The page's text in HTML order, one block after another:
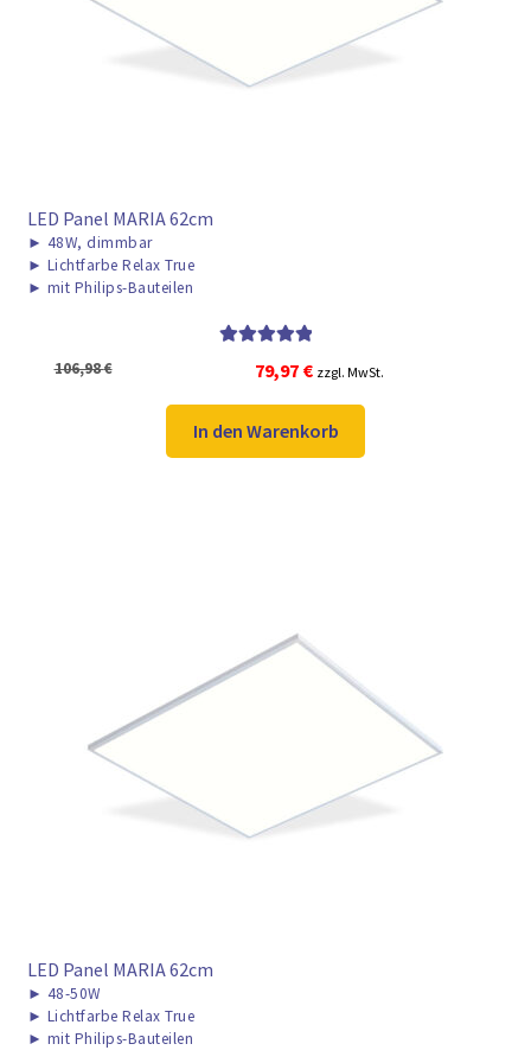
► ZAHLARTEN
► VERSANDARTEN
LED Panel MARIA 62cm
► 48W, dimmbar
► Lichtfarbe Relax True
► mit Philips-Bauteilen
von 5
106,98€
Ursprünglicher
Preis
war:
106,98 €
79,97 €Aktueller
Preis
ist:
79,97 €.
zzgl. MwSt.
In den Warenkorb
LED Panel MARIA 62cm
► 48-50W
► Lichtfarbe Relax True
► mit Philips-Bauteilen